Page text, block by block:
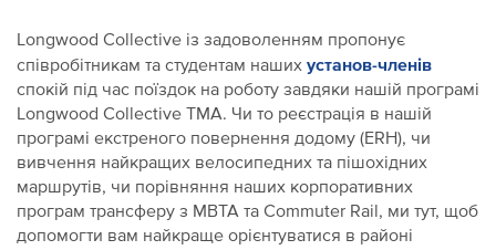
Longwood Collective із задоволенням пропонує
співробітникам та студентам наших установ-членів
спокій під час поїздок на роботу завдяки нашій програмі
Longwood Collective TMA. Чи то реєстрація в нашій
програмі екстреного повернення додому (ERH), чи
вивчення найкращих велосипедних та пішохідних
маршрутів, чи порівняння наших корпоративних
програм трансферу з MBTA та Commuter Rail, ми тут, щоб
допомогти вам найкраще орієнтуватися в районі